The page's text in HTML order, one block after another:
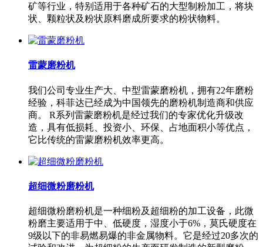
矿等行业，特别适用于各种矿石的大型制粉加工，将块
状、颗粒状及粉状原料磨成所要求的粉状物料。
雷蒙磨粉机
我们公司专业生产大、中型雷蒙磨粉机，拥有22年磨粉
经验，科菲达已经成为中国领先的磨粉机制造商和供应
商。 R系列雷蒙磨粉机是经过我们的专家优化升级改
造，具有低损耗、投资小、环保、占地面积小等优点，
它比传统的雷蒙磨粉机效率更高。
超细微粉磨粉机
超细微粉磨粉机是一种细粉及超细粉的加工设备，此微
粉磨主要适用于中、低硬度，湿度小于6%，莫氏硬度在
9级以下的非易燃易爆的非金属物料。它是经过20多次的